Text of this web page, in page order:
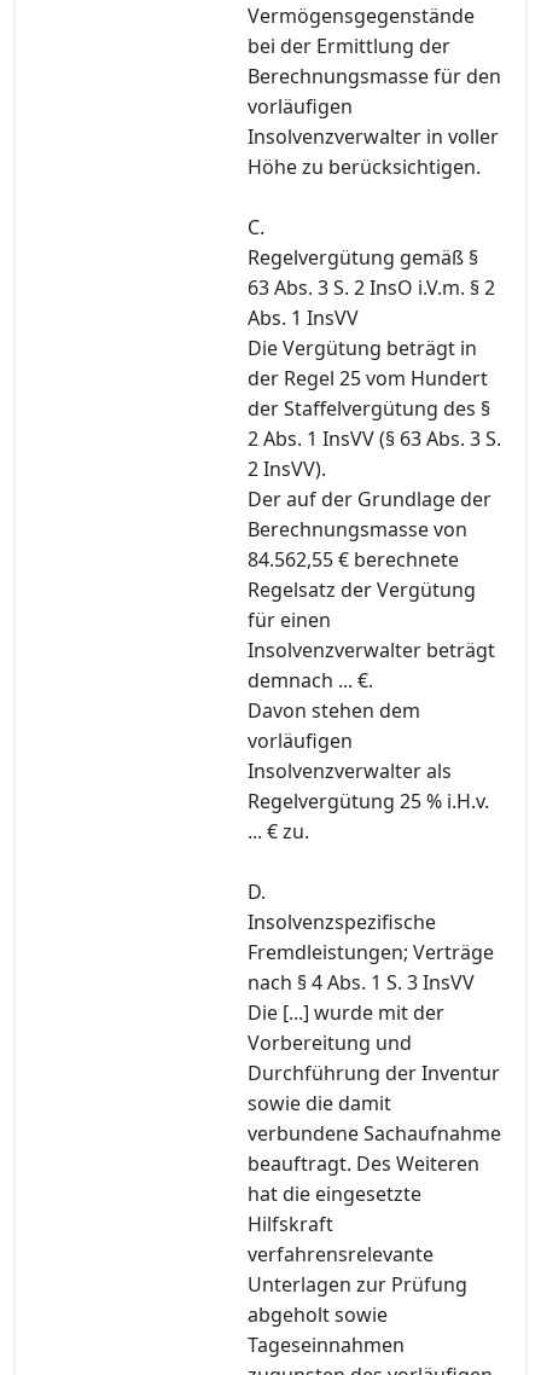
Vermögensgegenstände
bei der Ermittlung der
Berechnungsmasse für den
vorläufigen
Insolvenzverwalter in voller
Höhe zu berücksichtigen.
C.
Regelvergütung gemäß §
63 Abs. 3 S. 2 InsO i.V.m. § 2
Abs. 1 InsVV
Die Vergütung beträgt in
der Regel 25 vom Hundert
der Staffelvergütung des §
2 Abs. 1 InsVV (§ 63 Abs. 3 S.
2 InsVV).
Der auf der Grundlage der
Berechnungsmasse von
84.562,55 € berechnete
Regelsatz der Vergütung
für einen
Insolvenzverwalter beträgt
demnach ... €.
Davon stehen dem
vorläufigen
Insolvenzverwalter als
Regelvergütung 25 % i.H.v.
... € zu.
D.
Insolvenzspezifische
Fremdleistungen; Verträge
nach § 4 Abs. 1 S. 3 InsVV
Die [...] wurde mit der
Vorbereitung und
Durchführung der Inventur
sowie die damit
verbundene Sachaufnahme
beauftragt. Des Weiteren
hat die eingesetzte
Hilfskraft
verfahrensrelevante
Unterlagen zur Prüfung
abgeholt sowie
Tageseinnahmen